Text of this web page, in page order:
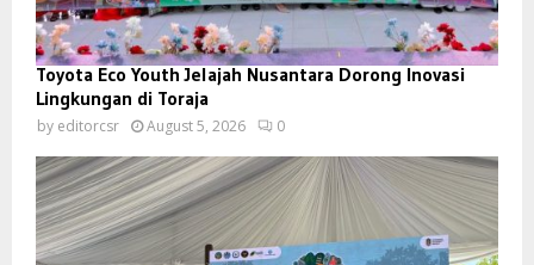
Toyota Eco Youth Jelajah Nusantara Dorong Inovasi
Lingkungan di Toraja
by editorcsr August 5, 2026 0